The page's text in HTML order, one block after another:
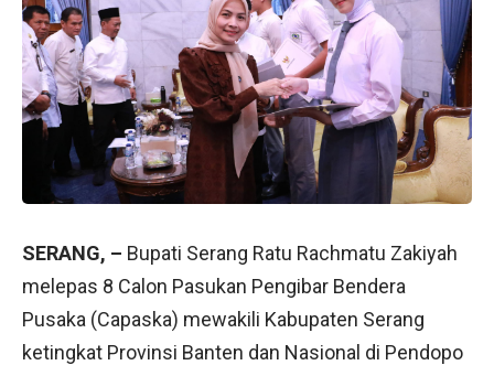
SERANG, – Bupati Serang Ratu Rachmatu Zakiyah
melepas 8 Calon Pasukan Pengibar Bendera
Pusaka (Capaska) mewakili Kabupaten Serang
ketingkat Provinsi Banten dan Nasional di Pendopo